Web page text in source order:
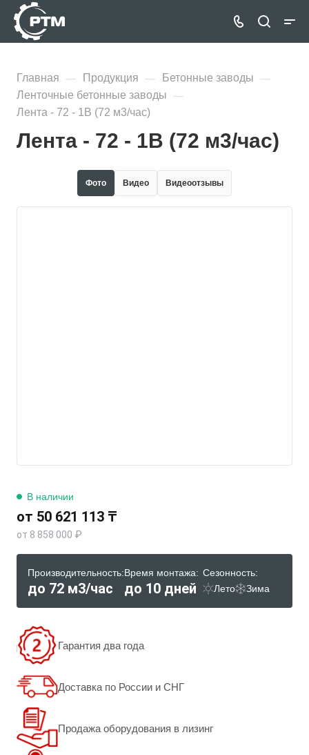
Главная — Продукция — Бетонные заводы —
Ленточные бетонные заводы —
Лента - 72 - 1В (72 м3/час)
Лента - 72 - 1В (72 м3/час)
Фото Видео Видеоотзывы
В наличии
от 50 621 113 ₸
от 8 858 000 ₽
Производительность:
до 72 м3/час
Время монтажа:
до 10 дней
Сезонность:
Лето
Зима
Гарантия два года
Доставка по России и СНГ
Продажа оборудования в лизинг